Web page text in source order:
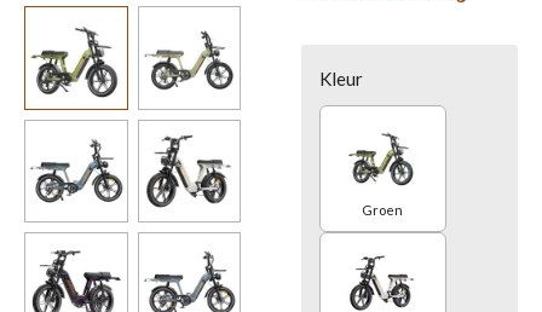
Kleur
Groen